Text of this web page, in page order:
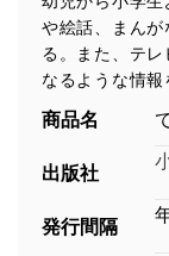
や絵話、まん
る。また、テ
なるような情報
商品名
出版社
発行間隔